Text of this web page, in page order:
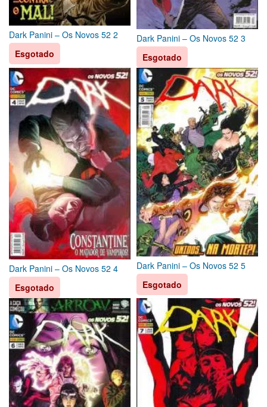
Dark Panini – Os Novos 52 2
Esgotado
Dark Panini – Os Novos 52 3
Esgotado
Dark Panini – Os Novos 52 4
Esgotado
Dark Panini – Os Novos 52 5
Esgotado